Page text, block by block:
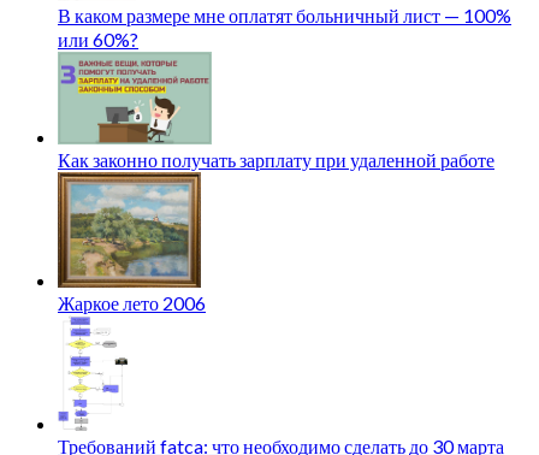
В каком размере мне оплатят больничный лист — 100%
или 60%?
Как законно получать зарплату при удаленной работе
Жаркое лето 2006
Требований fatca: что необходимо сделать до 30 марта